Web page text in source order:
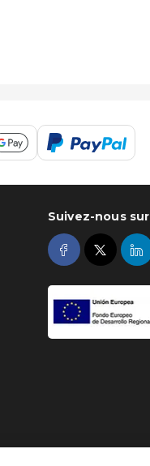
Suivez-nous sur